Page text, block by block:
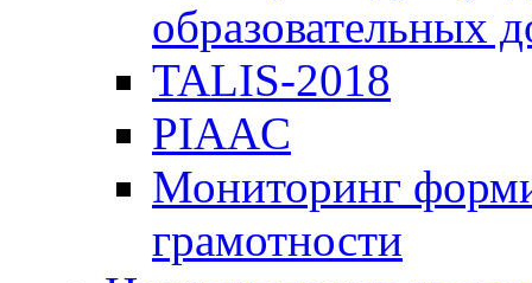
образовательных
TALIS-2018
PIAAC
Мониторинг
грамотности